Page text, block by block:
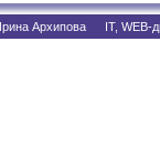
Архипова IT, WEB-